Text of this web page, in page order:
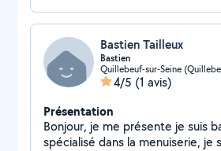
Bastien Tailleux
Bastien
4/5 (1 avis)
Présentation
Bonjour, je me présente je suis
spécialisé dans la menuiserie, je